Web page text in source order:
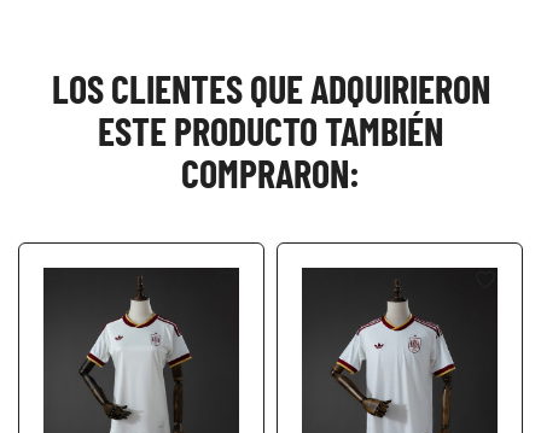
LOS CLIENTES QUE ADQUIRIERON
ESTE PRODUCTO TAMBIÉN
COMPRARON: